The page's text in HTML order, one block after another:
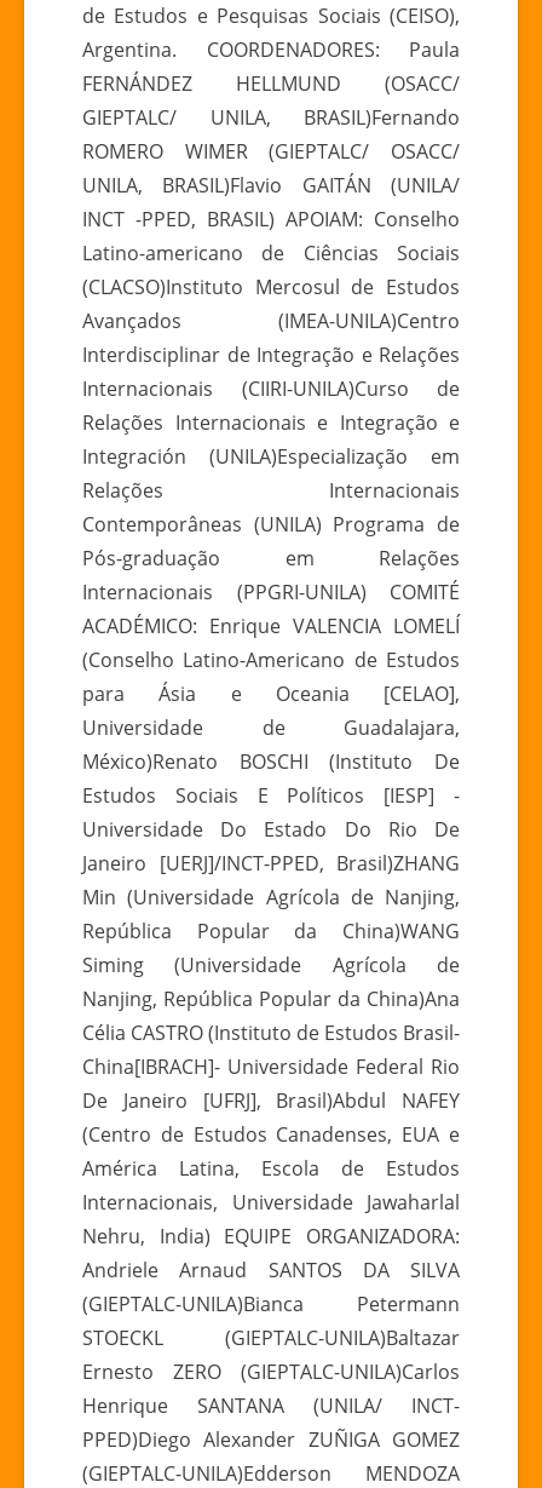
de Estudos e Pesquisas Sociais (CEISO),
Argentina. COORDENADORES: Paula
FERNÁNDEZ HELLMUND (OSACC/
GIEPTALC/ UNILA, BRASIL)Fernando
ROMERO WIMER (GIEPTALC/ OSACC/
UNILA, BRASIL)Flavio GAITÁN (UNILA/
INCT -PPED, BRASIL) APOIAM: Conselho
Latino-americano de Ciências Sociais
(CLACSO)Instituto Mercosul de Estudos
Avançados (IMEA-UNILA)Centro
Interdisciplinar de Integração e Relações
Internacionais (CIIRI-UNILA)Curso de
Relações Internacionais e Integração e
Integración (UNILA)Especialização em
Relações Internacionais
Contemporâneas (UNILA) Programa de
Pós-graduação em Relações
Internacionais (PPGRI-UNILA) COMITÉ
ACADÉMICO: Enrique VALENCIA LOMELÍ
(Conselho Latino-Americano de Estudos
para Ásia e Oceania [CELAO],
Universidade de Guadalajara,
México)Renato BOSCHI (Instituto De
Estudos Sociais E Políticos [IESP] -
Universidade Do Estado Do Rio De
Janeiro [UERJ]/INCT-PPED, Brasil)ZHANG
Min (Universidade Agrícola de Nanjing,
República Popular da China)WANG
Siming (Universidade Agrícola de
Nanjing, República Popular da China)Ana
Célia CASTRO (Instituto de Estudos Brasil-
China[IBRACH]- Universidade Federal Rio
De Janeiro [UFRJ], Brasil)Abdul NAFEY
(Centro de Estudos Canadenses, EUA e
América Latina, Escola de Estudos
Internacionais, Universidade Jawaharlal
Nehru, India) EQUIPE ORGANIZADORA:
Andriele Arnaud SANTOS DA SILVA
(GIEPTALC-UNILA)Bianca Petermann
STOECKL (GIEPTALC-UNILA)Baltazar
Ernesto ZERO (GIEPTALC-UNILA)Carlos
Henrique SANTANA (UNILA/ INCT-
PPED)Diego Alexander ZUÑIGA GOMEZ
(GIEPTALC-UNILA)Edderson MENDOZA